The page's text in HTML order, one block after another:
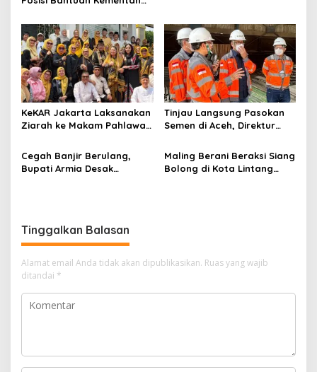
Dan Kebun
KeKAR Jakarta Laksanakan
Ziarah ke Makam Pahlawan
Tinjau Langsung Pasokan
Semen di Aceh, Direktur
Distribusi Berjalan Normal
Cegah Banjir Berulang,
Bupati Armia Desak
Maling Berani Beraksi Siang
Bolong di Kota Lintang
Tinggalkan Balasan
Alamat email Anda tidak akan dipublikasikan. Ruas yang wajib
ditandai *